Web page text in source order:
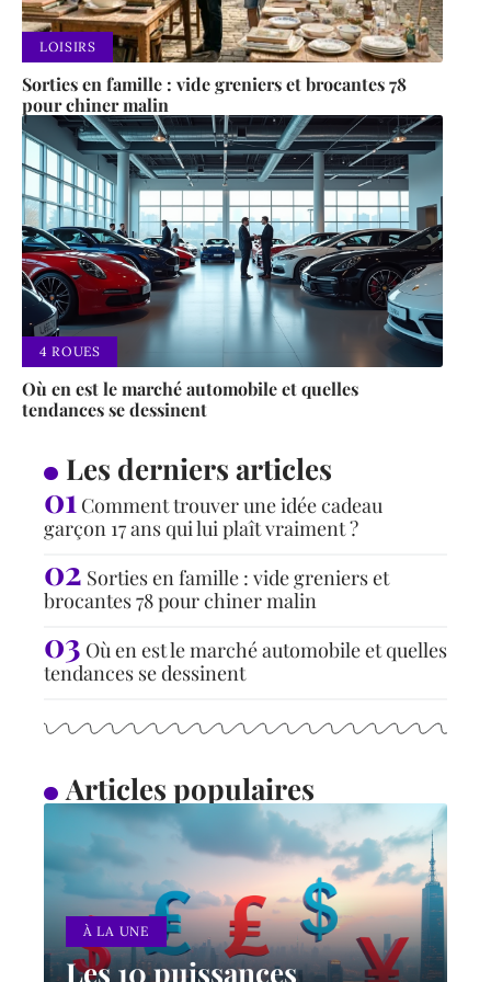
LOISIRS
Sorties en famille : vide greniers et brocantes 78
pour chiner malin
4 ROUES
Où en est le marché automobile et quelles
tendances se dessinent
Les derniers articles
Comment trouver une idée cadeau
garçon 17 ans qui lui plaît vraiment ?
Sorties en famille : vide greniers et
brocantes 78 pour chiner malin
Où en est le marché automobile et quelles
tendances se dessinent
Articles populaires
À LA UNE
Les 10 puissances